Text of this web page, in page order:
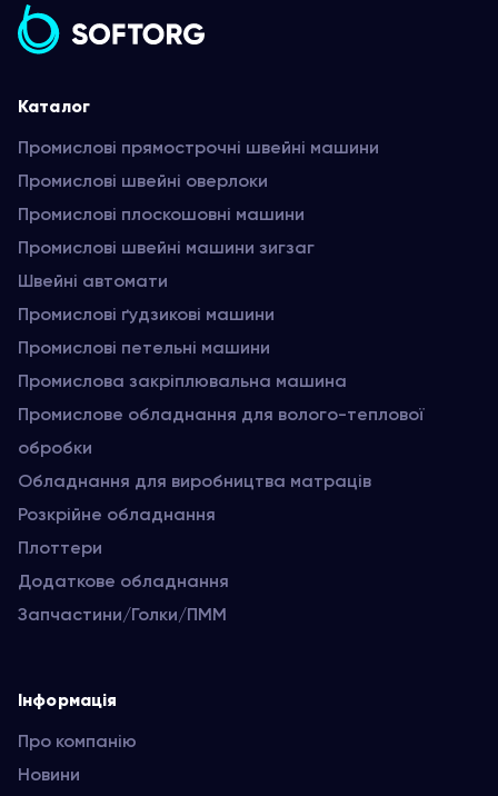
Каталог
Промислові прямострочні швейні машини
Промислові швейні оверлоки
Промислові плоскошовні машини
Промислові швейні машини зигзаг
Швейні автомати
Промислові ґудзикові машини
Промислові петельні машини
Промислова закріплювальна машина
Промислове обладнання для волого-теплової
обробки
Обладнання для виробництва матраців
Розкрійне обладнання
Плоттери
Додаткове обладнання
Запчастини/Голки/ПММ
Інформація
Про компанію
Новини